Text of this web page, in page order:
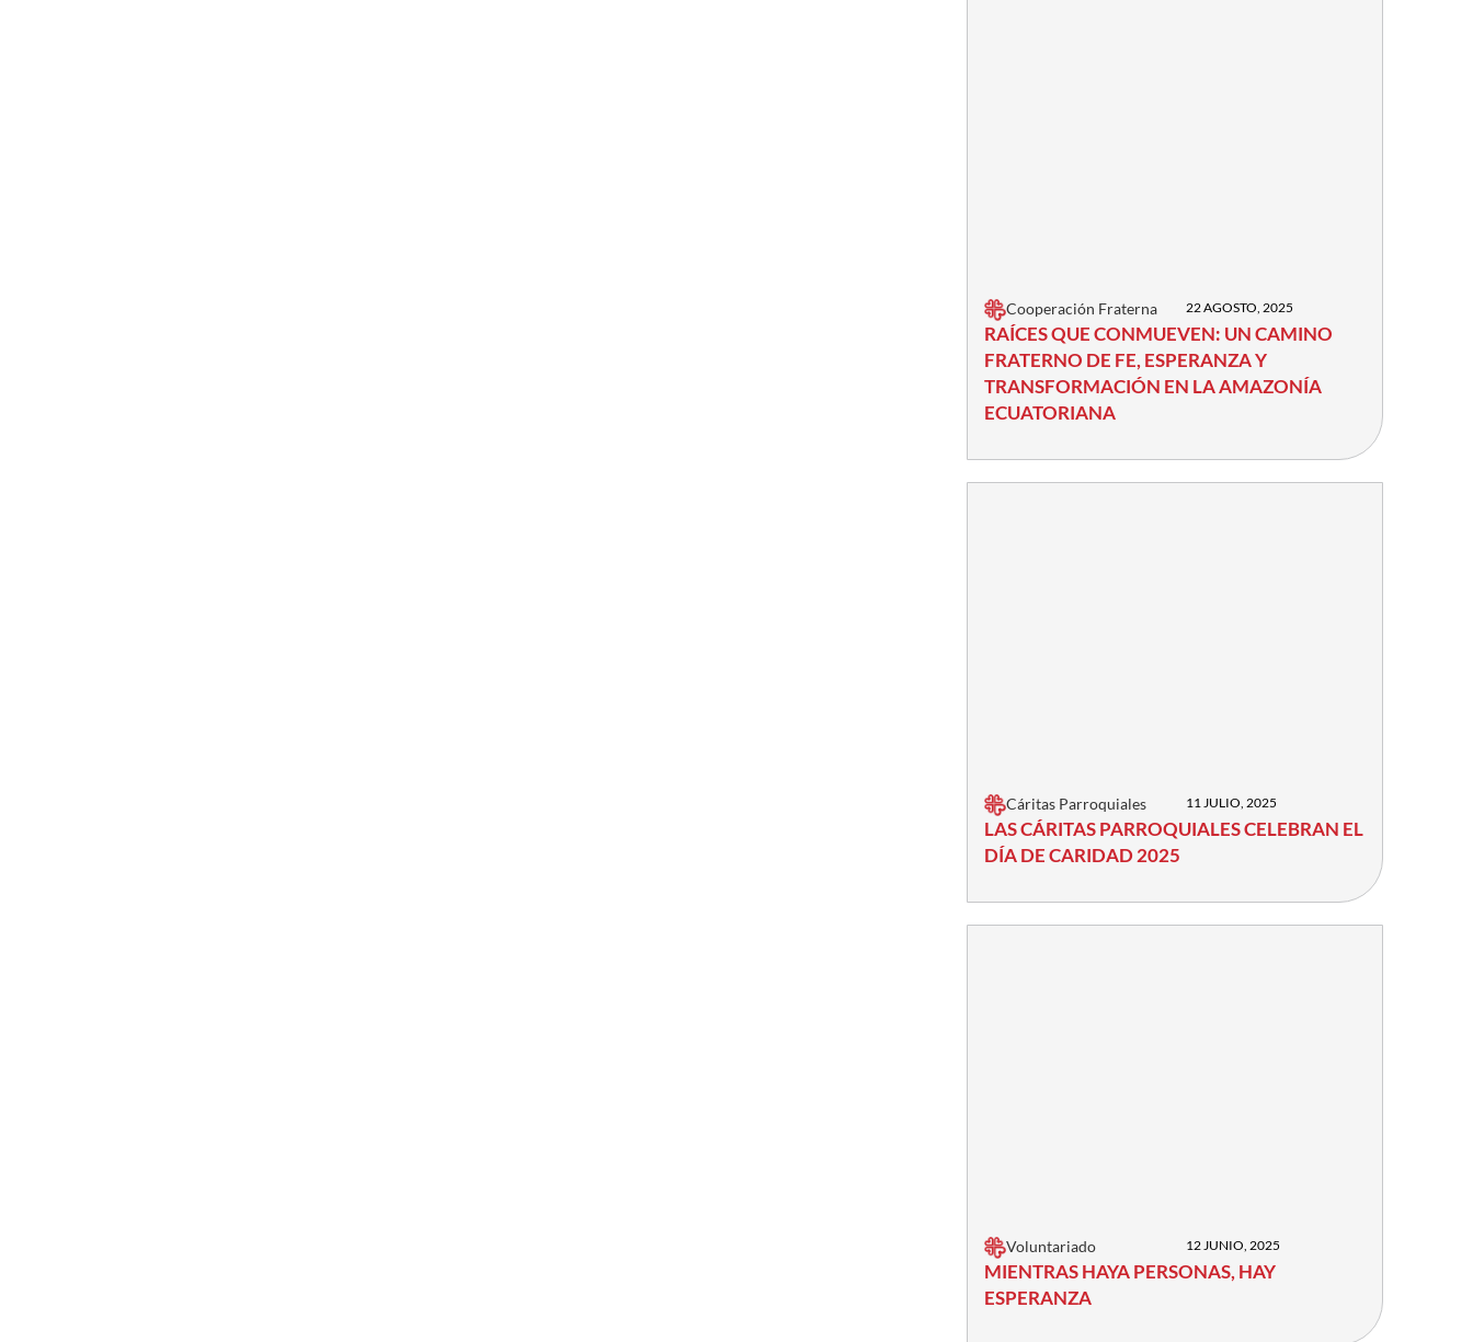
Cooperación Fraterna 22 AGOSTO, 2025
RAÍCES QUE CONMUEVEN: UN CAMINO
FRATERNO DE FE, ESPERANZA Y
TRANSFORMACIÓN EN LA AMAZONÍA
ECUATORIANA
Cáritas Parroquiales 11 JULIO, 2025
LAS CÁRITAS PARROQUIALES CELEBRAN EL
DÍA DE CARIDAD 2025
Voluntariado 12 JUNIO, 2025
MIENTRAS HAYA PERSONAS, HAY
ESPERANZA